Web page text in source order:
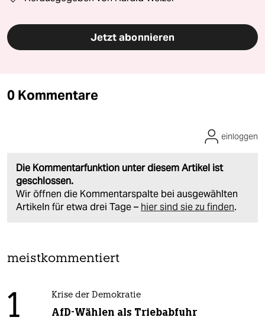
Jetzt abonnieren
0 Kommentare
Die Kommentarfunktion unter diesem Artikel ist
geschlossen.
Wir öffnen die Kommentarspalte bei ausgewählten
Artikeln für etwa drei Tage – hier sind sie zu finden.
einloggen
meistkommentiert
1 Krise der Demokratie
AfD-Wählen als Triebabfuhr